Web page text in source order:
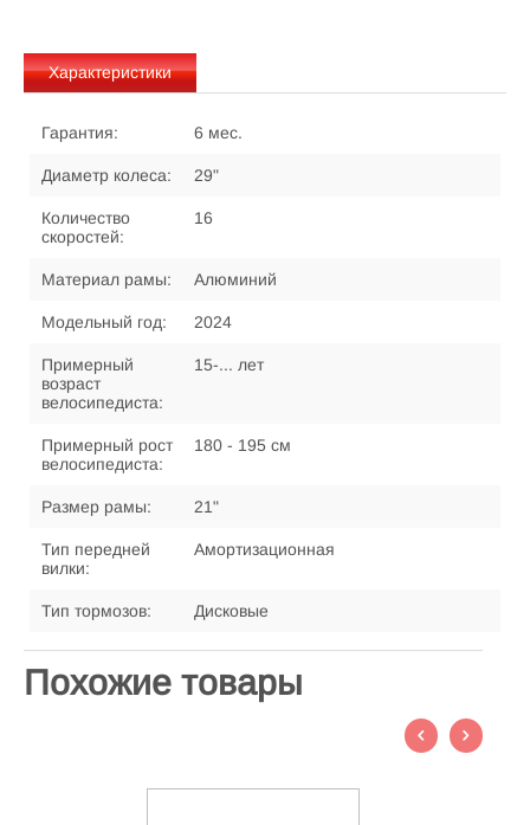
Характеристики
Гарантия: 6 мес.
Диаметр колеса: 29"
Количество
скоростей:
16
Материал рамы: Алюминий
Модельный год: 2024
Примерный
возраст
велосипедиста:
15-... лет
Примерный рост
велосипедиста:
180 - 195 см
Размер рамы: 21"
Тип передней
вилки:
Амортизационная
Тип тормозов: Дисковые
Похожие товары